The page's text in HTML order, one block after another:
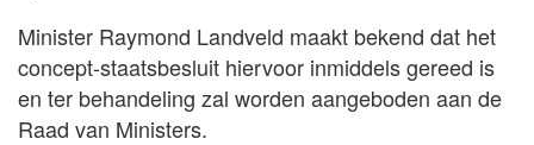
Minister Raymond Landveld maakt bekend dat het
concept-staatsbesluit hiervoor inmiddels gereed is
en ter behandeling zal worden aangeboden aan de
Raad van Ministers.